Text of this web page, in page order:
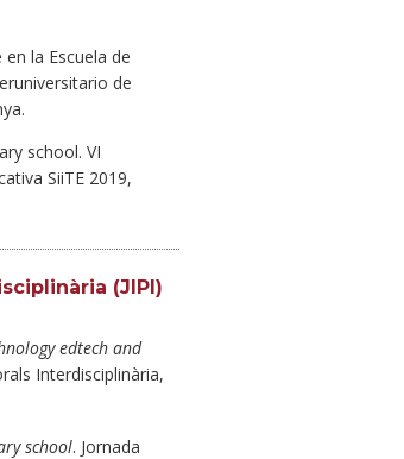
la Escuela de
de
school. VI
SiiTE 2019,
(JIPI)
edtech and
Interdisciplinària,
school. Jornada